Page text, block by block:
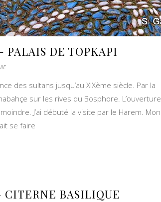
DE TOPKAPI
des sultans jusqu’au XIXème siècle. Par la
sur les rives du Bosphore. L’ouverture
J’ai débuté la visite par le Harem. Mon
se faire
BASILIQUE